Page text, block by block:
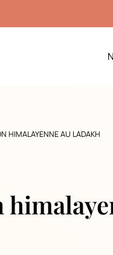
HIMALAYENNE AU LADAKH